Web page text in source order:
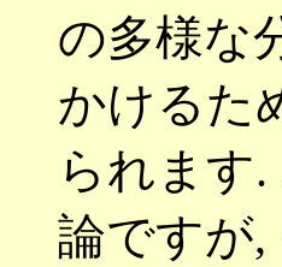
の多様な
かけるた
られます.
論ですが,